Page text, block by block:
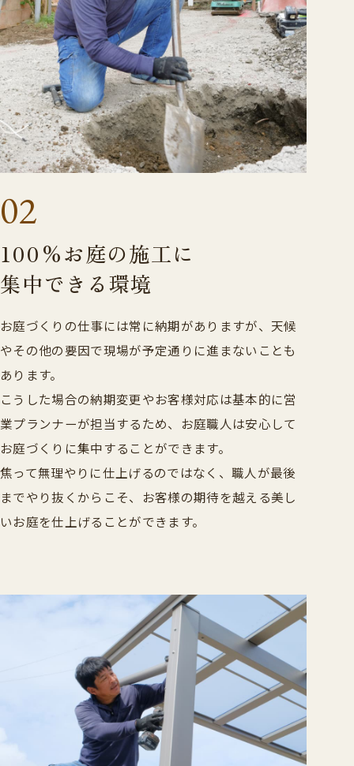
02
100%お庭の施工に
集中できる環境
お庭づくりの仕事には常に納期がありますが、天候
やその他の要因で現場が予定通りに進まないことも
あります。
こうした場合の納期変更やお客様対応は基本的に営
業プランナーが担当するため、お庭職人は安心して
お庭づくりに集中することができます。
焦って無理やりに仕上げるのではなく、職人が最後
までやり抜くからこそ、お客様の期待を越える美し
いお庭を仕上げることができます。